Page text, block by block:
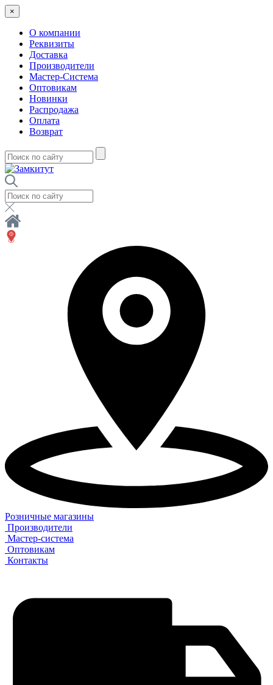
×
О компании
Реквизиты
Доставка
Производители
Мастер-Система
Оптовикам
Новинки
Распродажа
Оплата
Возврат
Розничные магазины
Производители
Мастер-система
Оптовикам
Контакты